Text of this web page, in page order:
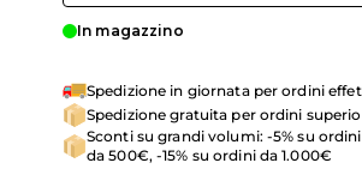
In magazzino
Spedizione in giornata per ordini
Spedizione gratuita per ordini
Sconti su grandi volumi: -5% su
da 500€, -15% su ordini da 1.000€